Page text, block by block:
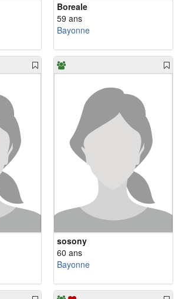
Boreale
59 ans
Bayonne
sosony
60 ans
Bayonne